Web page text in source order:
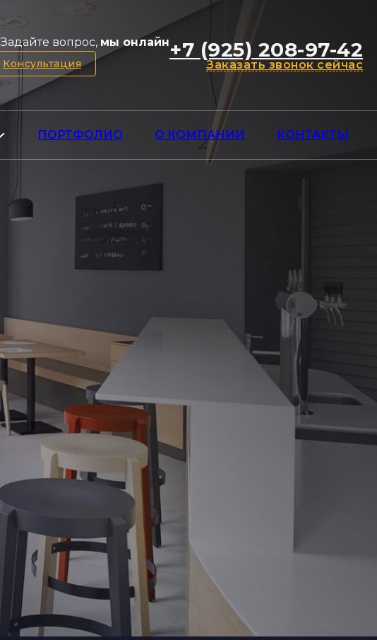
Задайте вопрос, мы онлайн
Консультация
+7 (925) 208-97-42
Заказать звонок сейчас
ПОРТФОЛИО О КОМПАНИИ КОНТАКТЫ